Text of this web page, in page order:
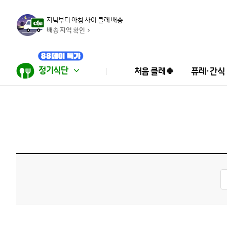
저녁부터 아침 사이 클레 배송
배송 지역 확인
정기식단 처음 클레🍀 퓨레·간식